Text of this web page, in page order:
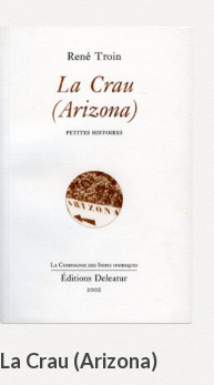
La Crau (Arizona)